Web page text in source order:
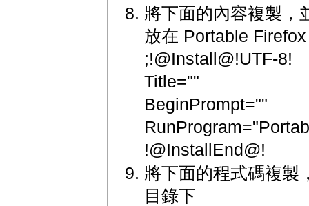
將下面的內容複製，
放在 Portable
;!@Install@!UTF-8!
Title=""
BeginPrompt=""
!@InstallEnd@!
將下面的程式碼複製
目錄下